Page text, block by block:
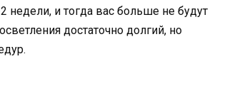
недели, и тогда вас больше не будут
достаточно долгий, но